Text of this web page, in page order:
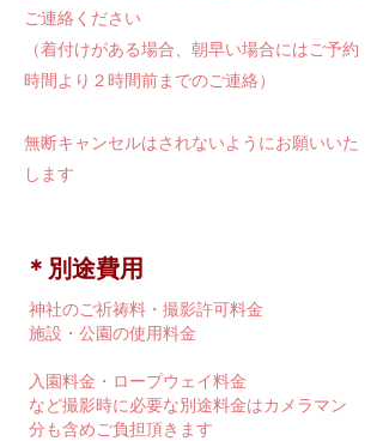
ご連絡ください
（着付けがある場合、朝早い場合にはご予約
時間より２時間前までのご連絡）
​無断キャンセルはされないようにお願いいた
します
​＊別途費用
神社のご祈祷料・撮影許可料金
施設・公園の使用料金
入園料金・ロープウェイ料金
など撮影時に必要な別途料金はカメラマン
分も含めご負担頂きます